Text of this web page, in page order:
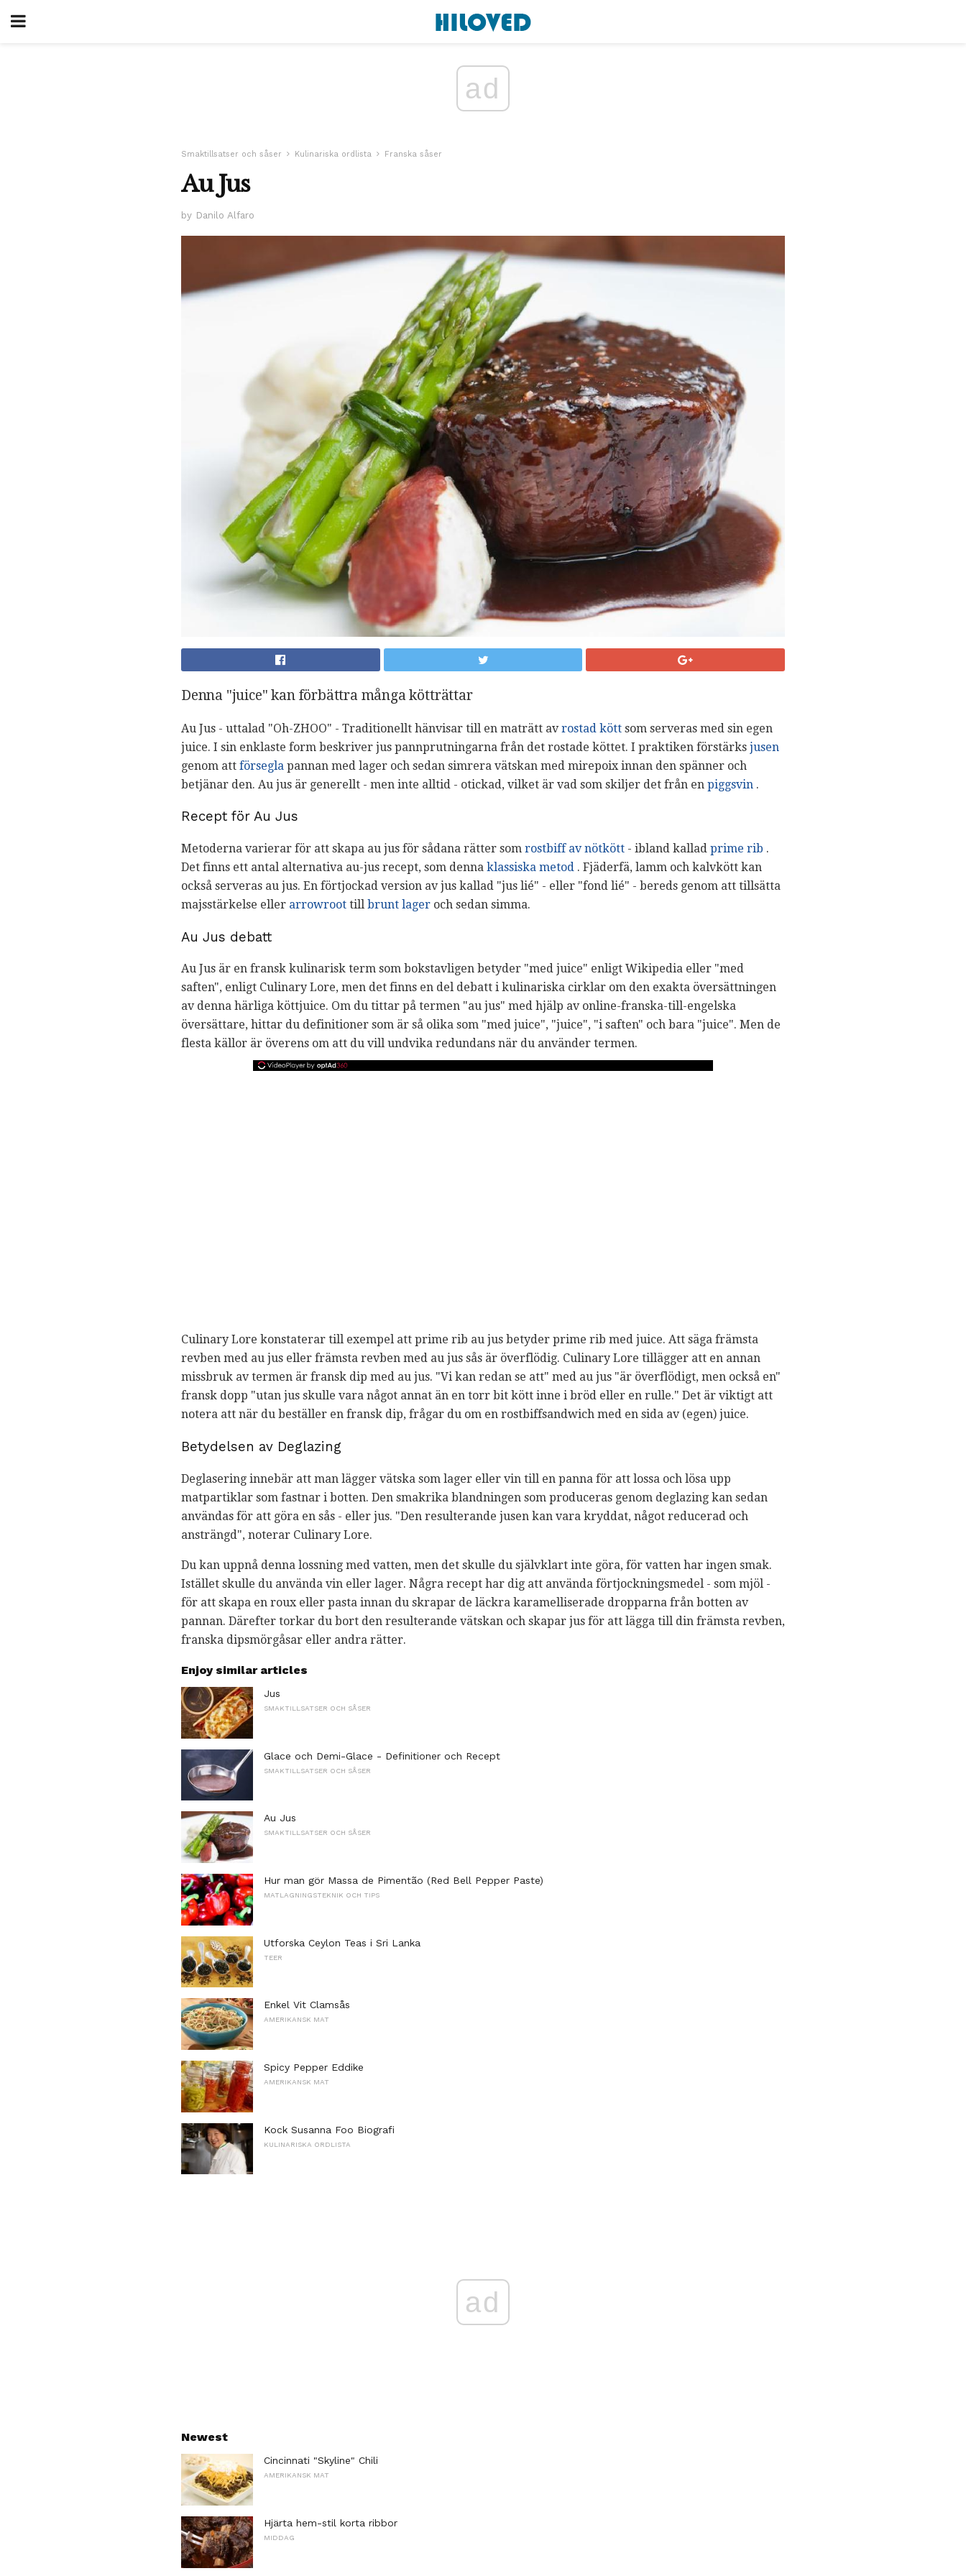
ad
Smaktillsatser och såser Kulinariska ordlista Franska såser
Au Jus
by Danilo Alfaro
Denna "juice" kan förbättra många kötträttar
Au Jus - uttalad "Oh-ZHOO" - Traditionellt hänvisar till en maträtt avrostad kött som serveras med sin egen
juice. I sin enklaste form beskriver jus pannprutningarna från det rostade köttet. I praktiken förstärks jusen
genom att försegla pannan med lager och sedan simrera vätskan med mirepoix innan den spänner och
betjänar den. Au jus är generellt - men inte alltid - otickad, vilket är vad som skiljer det från en piggsvin .
Recept för Au Jus
Metoderna varierar för att skapa au jus för sådana rätter som rostbiff av nötkött - ibland kallad prime rib .
Det finns ett antal alternativa au-jus recept, som denna klassiska metod . Fjäderfä, lamm och kalvkött kan
också serveras au jus. En förtjockad version av jus kallad "jus lié" - eller "fond lié" - bereds genom att tillsätta
majsstärkelse eller arrowroot till brunt lager och sedan simma.
Au Jus debatt
Au Jus är en fransk kulinarisk term som bokstavligen betyder "med juice" enligt Wikipedia eller "med
saften", enligt Culinary Lore, men det finns en del debatt i kulinariska cirklar om den exakta översättningen
av denna härliga köttjuice. Om du tittar på termen "au jus" med hjälp av online-franska-till-engelska
översättare, hittar du definitioner som är så olika som "med juice", "juice", "i saften" och bara "juice". Men de
flesta källor är överens om att du vill undvika redundans när du använder termen.
Culinary Lore konstaterar till exempel att prime rib au jus betyder prime rib med juice. Att säga främsta
revben med au jus eller främsta revben med au jus sås är överflödig. Culinary Lore tillägger att en annan
missbruk av termen är fransk dip med au jus. "Vi kan redan se att" med au jus "är överflödigt, men också en"
fransk dopp "utan jus skulle vara något annat än en torr bit kött inne i bröd eller en rulle." Det är viktigt att
notera att när du beställer en fransk dip, frågar du om en rostbiffsandwich med en sida av (egen) juice.
Betydelsen av Deglazing
Deglasering innebär att man lägger vätska som lager eller vin till en panna för att lossa och lösa upp
matpartiklar som fastnar i botten. Den smakrika blandningen som produceras genom deglazing kan sedan
användas för att göra en sås - eller jus. "Den resulterande jusen kan vara kryddat, något reducerad och
ansträngd", noterar Culinary Lore.
Du kan uppnå denna lossning med vatten, men det skulle du självklart inte göra, för vatten har ingen smak.
Istället skulle du använda vin eller lager. Några recept har dig att använda förtjockningsmedel - som mjöl -
för att skapa en roux eller pasta innan du skrapar de läckra karamelliserade dropparna från botten av
pannan. Därefter torkar du bort den resulterande vätskan och skapar jus för att lägga till din främsta revben,
franska dipsmörgåsar eller andra rätter.
Enjoy similar articles
Jus
SMAKTILLSATSER OCH SÅSER
Glace och Demi-Glace - Definitioner och Recept
SMAKTILLSATSER OCH SÅSER
Au Jus
SMAKTILLSATSER OCH SÅSER
Hur man gör Massa de Pimentão (Red Bell Pepper Paste)
MATLAGNINGSTEKNIK OCH TIPS
Utforska Ceylon Teas i Sri Lanka
TEER
Enkel Vit Clamsås
AMERIKANSK MAT
Spicy Pepper Eddike
AMERIKANSK MAT
Kock Susanna Foo Biografi
KULINARISKA ORDLISTA
ad
Newest
Cincinnati "Skyline" Chili
AMERIKANSK MAT
Hjärta hem-stil korta ribbor
MIDDAG